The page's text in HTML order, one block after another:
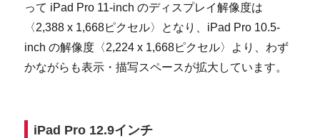
って iPad Pro 11-inch のディスプレイ解像度は
〈2,388 x 1,668ピクセル〉となり、iPad Pro 10.5-
inch の解像度〈2,224 x 1,668ピクセル〉より、わず
かながらも表示・描写スペースが拡大しています。
iPad Pro 12.9インチ